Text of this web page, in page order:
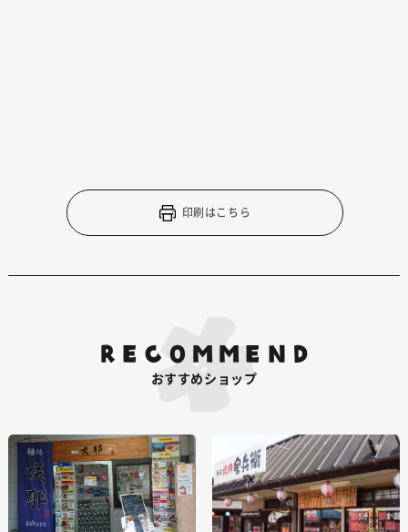
印刷はこちら
RECOMMEND
おすすめショップ